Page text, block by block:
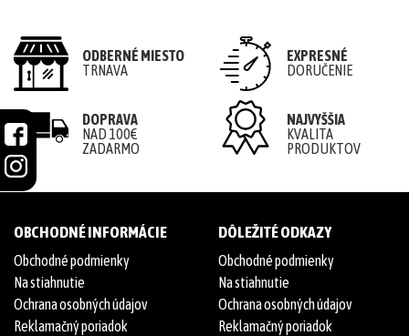
ODBERNÉ MIESTO
TRNAVA
EXPRESNÉ
DORUČENIE
DOPRAVA
NAD 100€
ZADARMO
NAJVYŠŠIA
KVALITA
PRODUKTOV
OBCHODNÉ INFORMÁCIE
Obchodné podmienky
Na stiahnutie
Ochrana osobných údajov
Reklamačný poriadok
DÔLEŽITÉ ODKAZY
Obchodné podmienky
Na stiahnutie
Ochrana osobných údajov
Reklamačný poriadok